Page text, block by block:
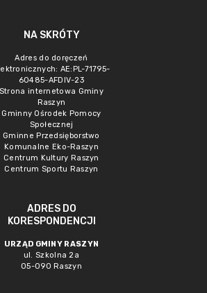
NA SKRÓTY
Adres do doręczeń
AE:PL-71795-
60485-AFDIV-23
Strona internetowa Gminy
Raszyn
Gminny Ośrodek Pomocy
Społecznej
Gminne Przedsięborstwo
Komunalne Eko-Raszyn
Centrum Kultury Raszyn
Centrum Sportu Raszyn
ADRES DO
KORESPONDENCJI
URZĄD GMINY RASZYN
ul. Szkolna 2a
05-090 Raszyn